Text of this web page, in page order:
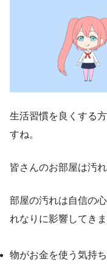
生活習慣を良くする
すね。
皆さんのお部屋は汚
部屋の汚れは自信の
れなりに影響してき
物がお金を使う気持